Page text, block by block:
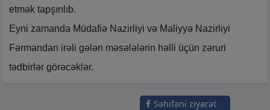
etmək tapşırılıb.
Eyni zamanda Müdafiə Nazirliyi və Maliyyə Nazirliyi
Fərmandan irəli gələn məsələlərin həlli üçün zəruri
tədbirlər görəcəklər.
Səhifəni ziyarət